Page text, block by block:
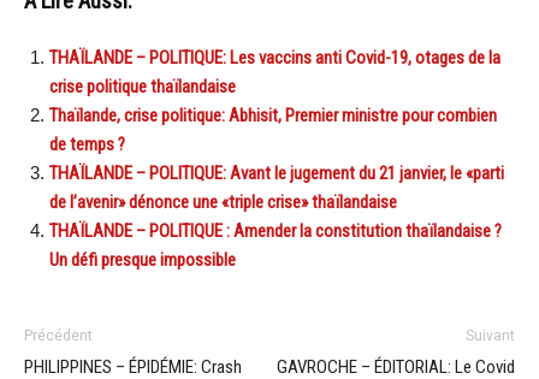
THAÏLANDE – POLITIQUE: Les vaccins anti Covid-19, otages de la
crise politique thaïlandaise
Thaïlande, crise politique: Abhisit, Premier ministre pour combien
de temps ?
THAÏLANDE – POLITIQUE: Avant le jugement du 21 janvier, le «parti
de l’avenir» dénonce une «triple crise» thaïlandaise
THAÏLANDE – POLITIQUE : Amender la constitution thaïlandaise ?
Un défi presque impossible
Précédent
PHILIPPINES – ÉPIDÉMIE: Crash
Suivant
GAVROCHE – ÉDITORIAL: Le Covid